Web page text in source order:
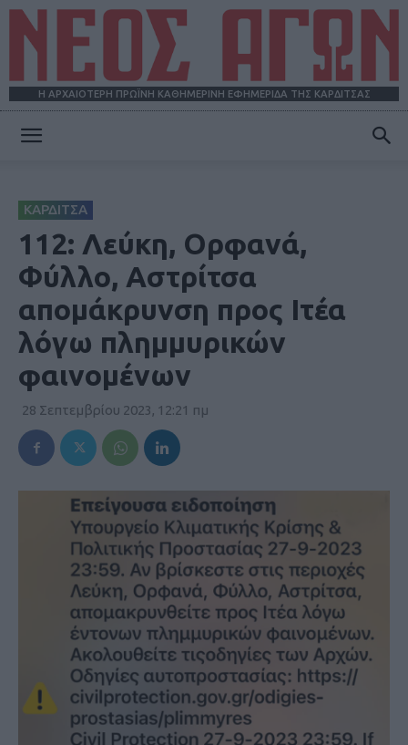
Η ΑΡΧΑΙΟΤΕΡΗ ΠΡΩΪΝΗ ΚΑΘΗΜΕΡΙΝΗ ΕΦΗΜΕΡΙΔΑ ΤΗΣ ΚΑΡΔΙΤΣΑΣ
ΚΑΡΔΙΤΣΑ
112: Λεύκη, Ορφανά,
Φύλλο, Αστρίτσα
απομάκρυνση προς Ιτέα
λόγω πλημμυρικών
φαινομένων
28 Σεπτεμβρίου 2023, 12:21 πμ